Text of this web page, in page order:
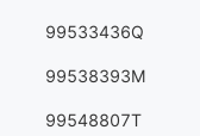
99533436Q
99538393M
99548807T